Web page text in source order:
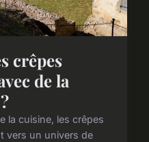
crêpes
de la
la cuisine, les crêpes
vers un univers de